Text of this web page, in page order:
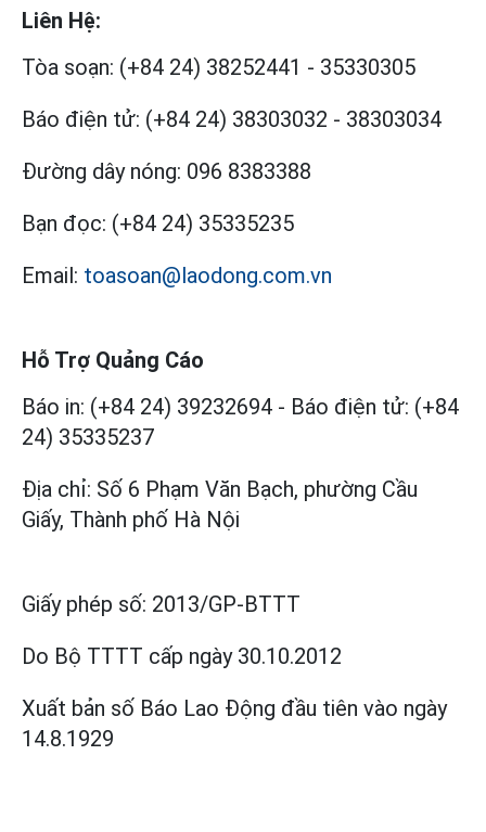
Liên Hệ:
Tòa soạn: (+84 24) 38252441 - 35330305
Báo điện tử: (+84 24) 38303032 - 38303034
Đường dây nóng: 096 8383388
Bạn đọc: (+84 24) 35335235
Email: toasoan@laodong.com.vn
Hỗ Trợ Quảng Cáo
Báo in: (+84 24) 39232694 - Báo điện tử: (+84
24) 35335237
Địa chỉ: Số 6 Phạm Văn Bạch, phường Cầu
Giấy, Thành phố Hà Nội
Giấy phép số: 2013/GP-BTTT
Do Bộ TTTT cấp ngày 30.10.2012
Xuất bản số Báo Lao Động đầu tiên vào ngày
14.8.1929